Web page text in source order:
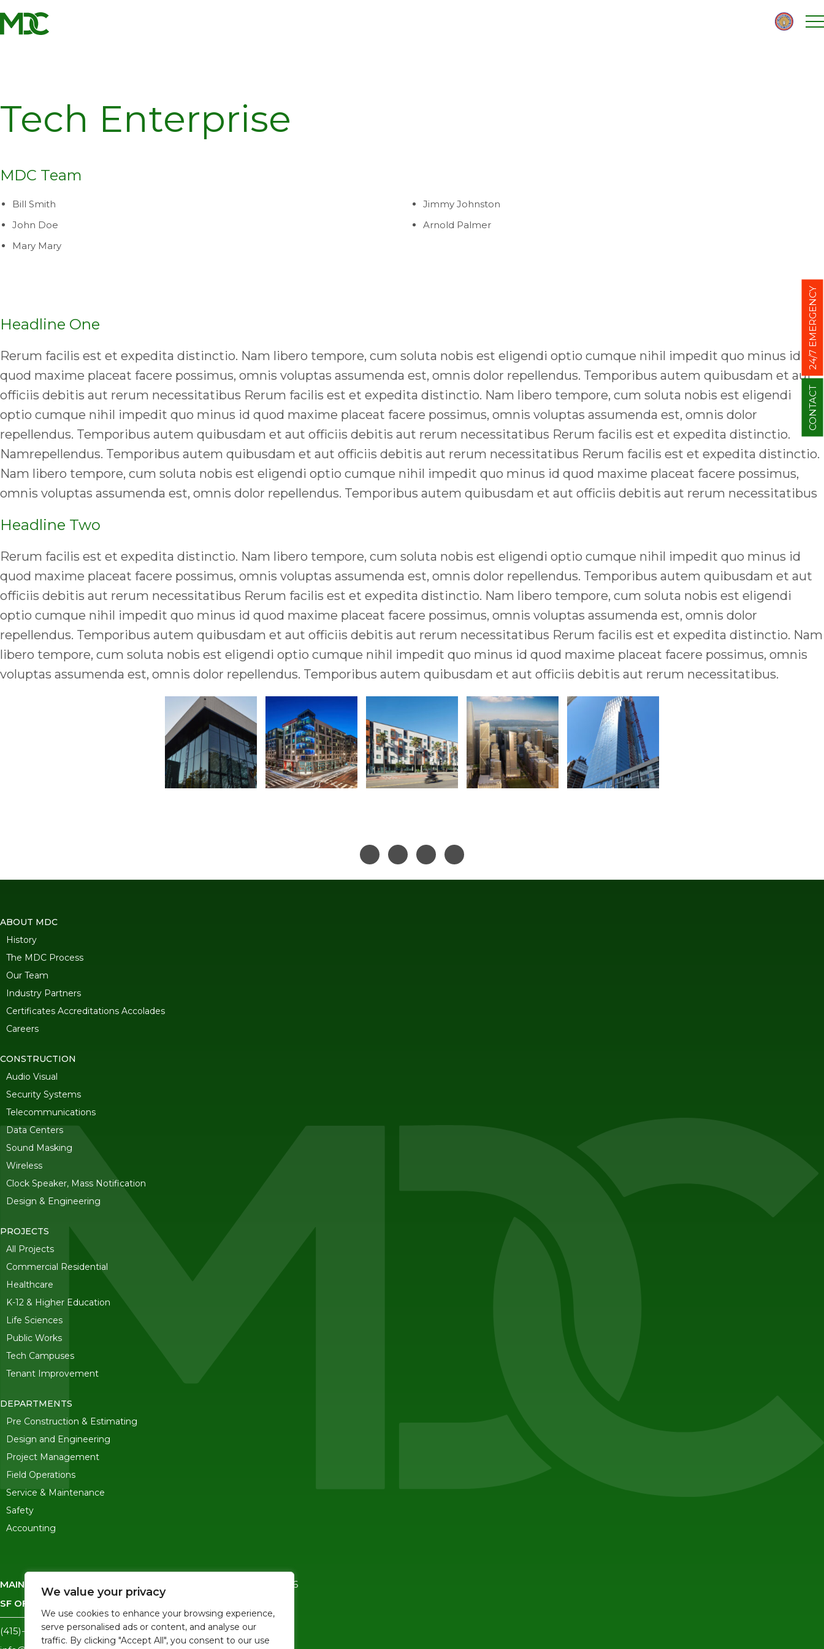
We value your privacy
We use cookies to enhance your browsing experience,
serve personalised ads or content, and analyse our
traffic. By clicking "Accept All", you consent to our use
CONTACT
24/7 EMERGENCY
Tech Enterprise
MDC Team
Bill Smith
John Doe
Mary Mary
Jimmy Johnston
Arnold Palmer
Headline One
Rerum facilis est et expedita distinctio. Nam libero tempore, cum soluta nobis est eligendi optio cumque nihil impedit quo minus id
quod maxime placeat facere possimus, omnis voluptas assumenda est, omnis dolor repellendus. Temporibus autem quibusdam et aut
officiis debitis aut rerum necessitatibus Rerum facilis est et expedita distinctio. Nam libero tempore, cum soluta nobis est eligendi
optio cumque nihil impedit quo minus id quod maxime placeat facere possimus, omnis voluptas assumenda est, omnis dolor
repellendus. Temporibus autem quibusdam et aut officiis debitis aut rerum necessitatibus Rerum facilis est et expedita distinctio.
Namrepellendus. Temporibus autem quibusdam et aut officiis debitis aut rerum necessitatibus Rerum facilis est et expedita distinctio.
Nam libero tempore, cum soluta nobis est eligendi optio cumque nihil impedit quo minus id quod maxime placeat facere possimus,
omnis voluptas assumenda est, omnis dolor repellendus. Temporibus autem quibusdam et aut officiis debitis aut rerum necessitatibus
Headline Two
Rerum facilis est et expedita distinctio. Nam libero tempore, cum soluta nobis est eligendi optio cumque nihil impedit quo minus id
quod maxime placeat facere possimus, omnis voluptas assumenda est, omnis dolor repellendus. Temporibus autem quibusdam et aut
officiis debitis aut rerum necessitatibus Rerum facilis est et expedita distinctio. Nam libero tempore, cum soluta nobis est eligendi
optio cumque nihil impedit quo minus id quod maxime placeat facere possimus, omnis voluptas assumenda est, omnis dolor
repellendus. Temporibus autem quibusdam et aut officiis debitis aut rerum necessitatibus Rerum facilis est et expedita distinctio. Nam
libero tempore, cum soluta nobis est eligendi optio cumque nihil impedit quo minus id quod maxime placeat facere possimus, omnis
voluptas assumenda est, omnis dolor repellendus. Temporibus autem quibusdam et aut officiis debitis aut rerum necessitatibus.
ABOUT MDC
History
The MDC Process
Our Team
Industry Partners
Certificates Accreditations Accolades
Careers
CONSTRUCTION
Audio Visual
Security Systems
Telecommunications
Data Centers
Sound Masking
Wireless
Clock Speaker, Mass Notification
Design & Engineering
PROJECTS
All Projects
Commercial Residential
Healthcare
K-12 & Higher Education
Life Sciences
Public Works
Tech Campuses
Tenant Improvement
DEPARTMENTS
Pre Construction & Estimating
Design and Engineering
Project Management
Field Operations
Service & Maintenance
Safety
Accounting
MAIN OFFICE
245 Ygnacio Valley Road, Walnut Creek CA 94596
SF OFFICE
(415)-992-6582